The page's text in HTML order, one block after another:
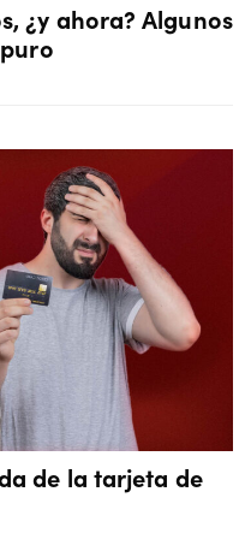
¿y ahora? Algunos
de la tarjeta de